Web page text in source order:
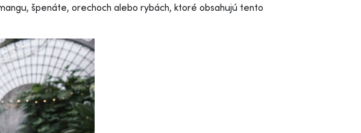
špenáte, orechoch alebo rybách, ktoré obsahujú tento